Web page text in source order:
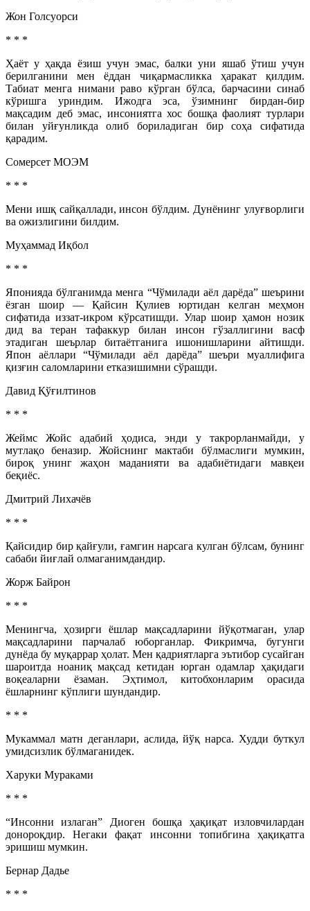
Жон Голсуорси
* * *
Ҳаёт у ҳақда ёзиш учун эмас, балки уни яшаб ўтиш учун
берилганини мен ёддан чиқармасликка ҳаракат қилдим.
Табиат менга нимани раво кўрган бўлса, барчасини синаб
кўришга уриндим. Ижодга эса, ўзимнинг бирдан-бир
мақсадим деб эмас, инсониятга хос бошқа фаолият турлари
билан уйғунликда олиб бориладиган бир соҳа сифатида
қарадим.
Сомерсет МОЭМ
* * *
Мени ишқ сайқаллади, инсон бўлдим. Дунёнинг улуғворлиги
ва ожизлигини билдим.
Муҳаммад Иқбол
* * *
Японияда бўлганимда менга “Чўмилади аёл дарёда” шеърини
ёзган шоир — Қайсин Қулиев юртидан келган меҳмон
сифатида иззат-икром кўрсатишди. Улар шоир ҳамон нозик
дид ва теран тафаккур билан инсон гўзаллигини васф
этадиган шеърлар битаётганига ишонишларини айтишди.
Япон аёллари “Чўмилади аёл дарёда” шеъри муаллифига
қизғин саломларини етказишимни сўрашди.
Давид Қўғилтинов
* * *
Жеймс Жойс адабий ҳодиса, энди у такрорланмайди, у
мутлақо беназир. Жойснинг мактаби бўлмаслиги мумкин,
бироқ унинг жаҳон маданияти ва адабиётидаги мавқеи
беқиёс.
Дмитрий Лихачёв
* * *
Қайсидир бир қайғули, ғамгин нарсага кулган бўлсам, бунинг
сабаби йиғлай олмаганимдандир.
Жорж Байрон
* * *
Менингча, ҳозирги ёшлар мақсадларини йўқотмаган, улар
мақсадларини парчалаб юборганлар. Фикримча, бугунги
дунёда бу муқаррар ҳолат. Мен қадриятларга эътибор сусайган
шароитда ноаниқ мақсад кетидан юрган одамлар ҳақидаги
воқеаларни ёзаман. Эҳтимол, китобхонларим орасида
ёшларнинг кўплиги шундандир.
* * *
Мукаммал матн деганлари, аслида, йўқ нарса. Худди буткул
умидсизлик бўлмаганидек.
Харуки Мураками
* * *
“Инсонни излаган” Диоген бошқа ҳақиқат изловчилардан
донороқдир. Негаки фақат инсонни топибгина ҳақиқатга
эришиш мумкин.
Бернар Дадье
* * *